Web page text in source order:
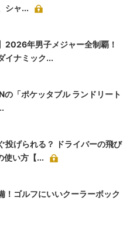
シャ...
2026年男子メジャー全制覇！
イナミック...
の「ポケッタブル ランドリート
投げられる？ ドライバーの飛び
使い方【...
！ゴルフにいいクーラーボック